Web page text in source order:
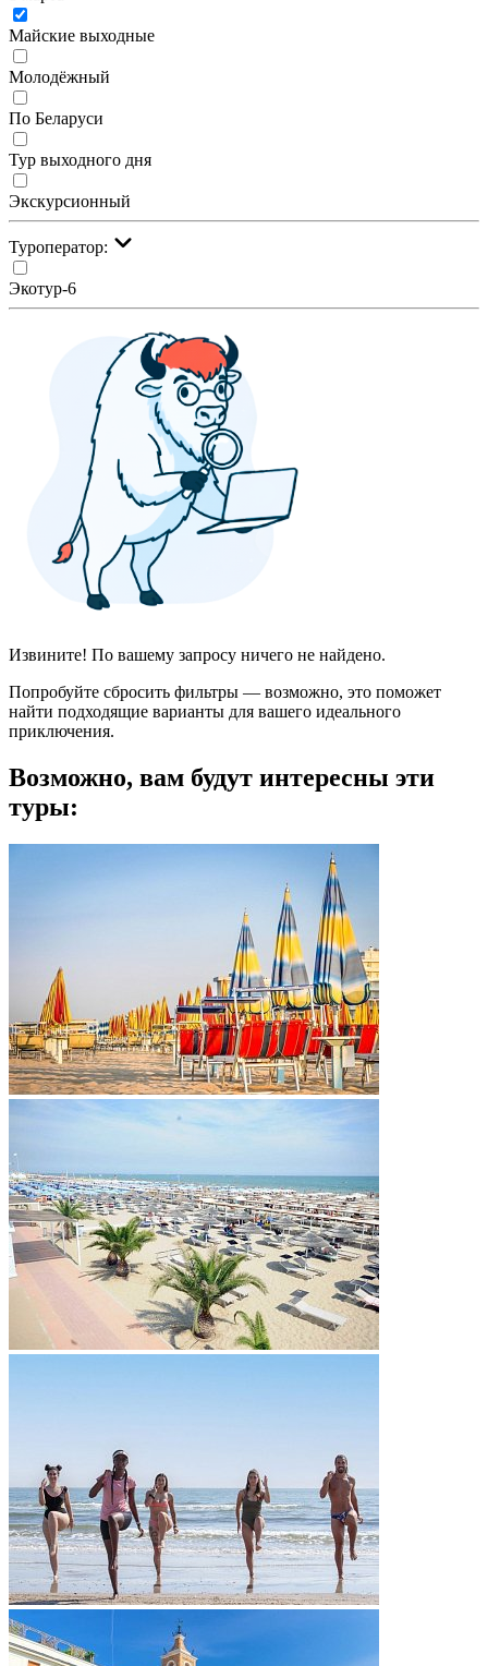
Майские выходные
Молодёжный
По Беларуси
Тур выходного дня
Экскурсионный
Туроператор:
Экотур-6
Извините! По вашему запросу ничего не найдено.
Попробуйте сбросить фильтры — возможно, это поможет
найти подходящие варианты для вашего идеального
приключения.
Возможно, вам будут интересны эти
туры: